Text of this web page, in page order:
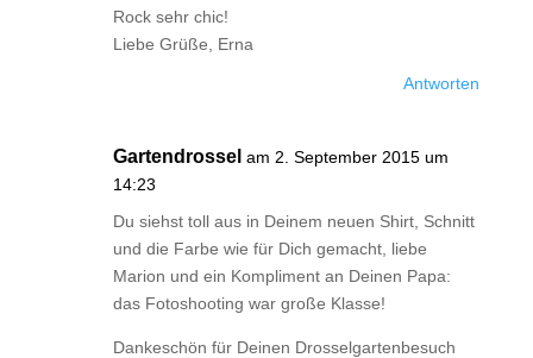
Rock sehr chic!
Liebe Grüße, Erna
Antworten
Gartendrossel am 2. September 2015 um
14:23
Du siehst toll aus in Deinem neuen Shirt, Schnitt
und die Farbe wie für Dich gemacht, liebe
Marion und ein Kompliment an Deinen Papa:
das Fotoshooting war große Klasse!
Dankeschön für Deinen Drosselgartenbesuch